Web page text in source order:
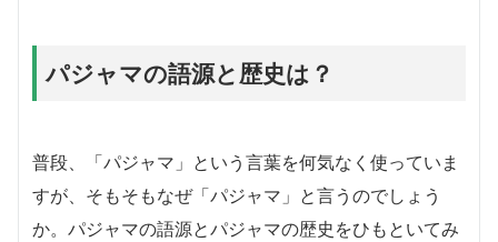
パジャマの語源と歴史は？
普段、「パジャマ」という言葉を何気なく使っていま
すが、そもそもなぜ「パジャマ」と言うのでしょう
か。パジャマの語源とパジャマの歴史をひもといてみ